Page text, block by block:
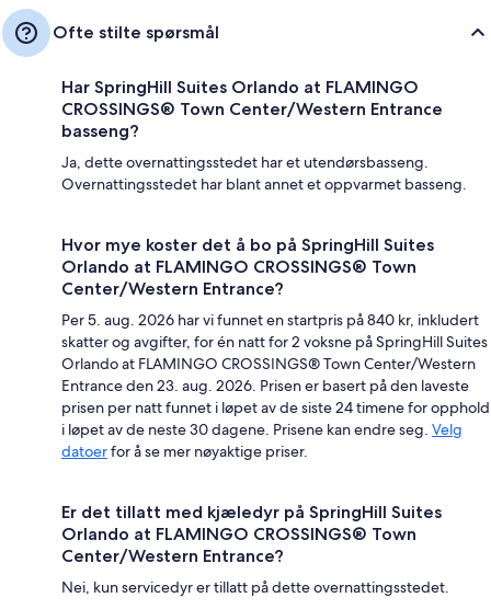
Ofte stilte spørsmål
Har SpringHill Suites Orlando at FLAMINGO
CROSSINGS® Town Center/Western Entrance
basseng?
Ja, dette overnattingsstedet har et utendørsbasseng.
Overnattingsstedet har blant annet et oppvarmet basseng.
Hvor mye koster det å bo på SpringHill Suites
Orlando at FLAMINGO CROSSINGS® Town
Center/Western Entrance?
Per 5. aug. 2026 har vi funnet en startpris på 840 kr, inkludert
skatter og avgifter, for én natt for 2 voksne på SpringHill Suites
Orlando at FLAMINGO CROSSINGS® Town Center/Western
Entrance den 23. aug. 2026. Prisen er basert på den laveste
prisen per natt funnet i løpet av de siste 24 timene for opphold
i løpet av de neste 30 dagene. Prisene kan endre seg. Velg
datoerfor å se mer nøyaktige priser.
Er det tillatt med kjæledyr på SpringHill Suites
Orlando at FLAMINGO CROSSINGS® Town
Center/Western Entrance?
Nei, kun servicedyr er tillatt på dette overnattingsstedet.